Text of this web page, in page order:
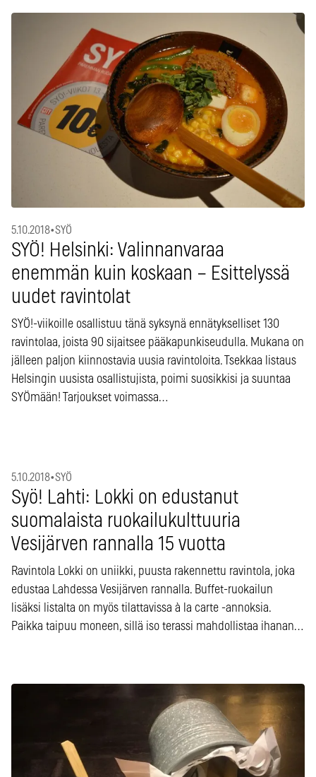
5.10.2018•SYÖ
SYÖ! Helsinki: Valinnanvaraa
enemmän kuin koskaan – Esittelyssä
uudet ravintolat
SYÖ!-viikoille osallistuu tänä syksynä ennätykselliset 130
ravintolaa, joista 90 sijaitsee pääkapunkiseudulla. Mukana on
jälleen paljon kiinnostavia uusia ravintoloita. Tsekkaa listaus
Helsingin uusista osallistujista, poimi suosikkisi ja suuntaa
SYÖmään! Tarjoukset voimassa…
5.10.2018•SYÖ
Syö! Lahti: Lokki on edustanut
suomalaista ruokailukulttuuria
Vesijärven rannalla 15 vuotta
Ravintola Lokki on uniikki, puusta rakennettu ravintola, joka
edustaa Lahdessa Vesijärven rannalla. Buffet-ruokailun
lisäksi listalta on myös tilattavissa à la carte -annoksia.
Paikka taipuu moneen, sillä iso terassi mahdollistaa ihanan…